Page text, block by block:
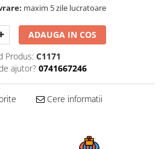
maxim 5 zile lucratoare
ADAUGA IN COS
Produs: C1171
ajutor? 0741667246
Cere informatii